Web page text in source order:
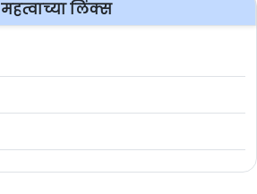
महत्वाच्या लिंक्स